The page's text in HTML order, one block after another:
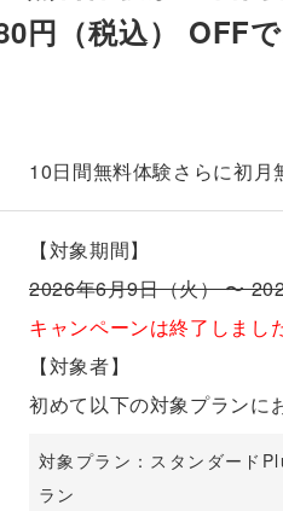
円（税込） OFF
10日間無料体験さらに初月
【対象期間】
2026年6月9日（火） 〜
キャンペーンは終了しました
【対象者】
初めて以下の対象プランに
対象プラン：スタンダード
ラン